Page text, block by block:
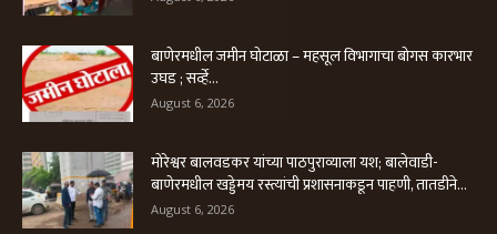
बाणेरमधील जमीन घोटाळा – महसूल विभागाचा बोगस कारभार
उघड ; सर्व्हे...
August 6, 2026
मोरेश्वर बालवडकर यांच्या पाठपुराव्याला यश; बालेवाडी-
बाणेरमधील खड्डेमय रस्त्यांची प्रशासनाकडून पाहणी, तातडीने...
August 6, 2026